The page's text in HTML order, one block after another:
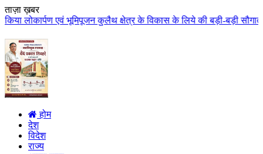
ताज़ा ख़बर
कुलैथ क्षेत्र के विकास के लिये की बड़ी-बड़ी सौगातों की घोषणा कुलैथ
होम
देश
विदेश
राज्य